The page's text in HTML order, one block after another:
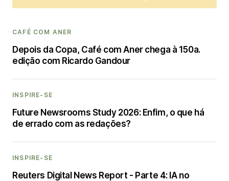
CAFÉ COM ANER
Depois da Copa, Café com Aner chega à 150a.
edição com Ricardo Gandour
INSPIRE-SE
Future Newsrooms Study 2026: Enfim, o que há
de errado com as redações?
INSPIRE-SE
Reuters Digital News Report - Parte 4: IA no